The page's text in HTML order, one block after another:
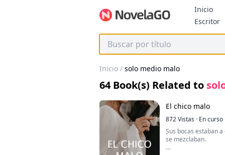
Inicio
Escritor
Inicio / solo medio malo
64Book(s) Related to
El chico malo
872Vistas · En curso
Sus bocas estaban
se mezclaban.